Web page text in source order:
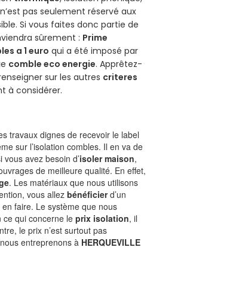
pas seulement réservé aux
Si vous faites donc partie de
sûrement : Prime
a 1 euro qui a été imposé par
comble eco energie. Apprêtez-
sur les autres criteres
à considérer.
travaux dignes de recevoir le label
sur l’isolation combles. Il en va de
vous avez besoin d’isoler maison,
de meilleure qualité. En effet,
. Les matériaux que nous utilisons
vous allezbénéficierd’un
faire. Le système que nous
qui concerne leprix isolation, il
le prix n’est surtout pas
entreprenons à HERQUEVILLE